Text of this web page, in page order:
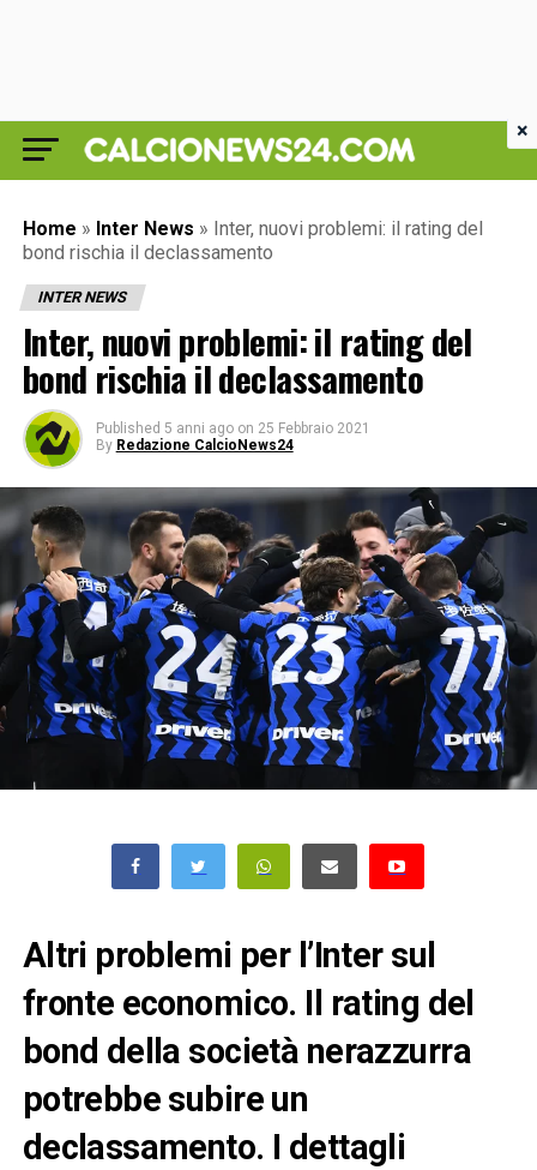
Home » Inter News » Inter, nuovi problemi: il rating del
bond rischia il declassamento
INTER NEWS
Inter, nuovi problemi: il rating del
bond rischia il declassamento
Published 5 anni ago on 25 Febbraio 2021
By Redazione CalcioNews24
Altri problemi per l’Inter sul
fronte economico. Il rating del
bond della società nerazzurra
potrebbe subire un
declassamento. I dettagli
×